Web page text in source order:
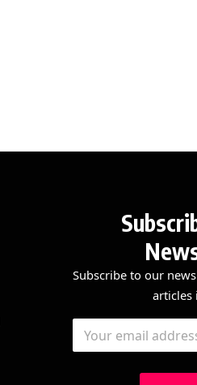
Subscribe to our
articles
E
a